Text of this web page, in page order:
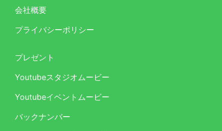
会社概要
プライバシーポリシー
プレゼント
Youtubeスタジオムービー
Youtubeイベントムービー
バックナンバー